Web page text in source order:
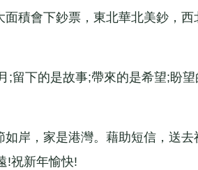
會下鈔票，東北華北美鈔，西
下的是故事;帶來的是希望;盼望
，家是港灣。藉助短信，送去
!祝新年愉快!